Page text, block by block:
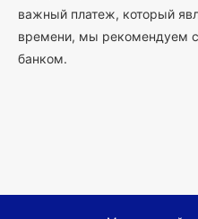
важный платеж, который
времени, мы рекомендуем
банком.